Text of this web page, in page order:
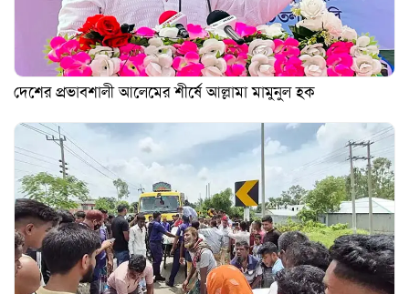
দেশের প্রভাবশালী আলেমের শীর্ষে আল্লামা মামুনুল হক